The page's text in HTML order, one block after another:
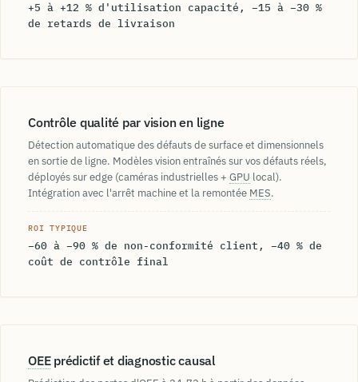
+5 à +12 % d'utilisation capacité, −15 à −30 %
de retards de livraison
Contrôle qualité par vision en ligne
Détection automatique des défauts de surface et dimensionnels
en sortie de ligne. Modèles vision entraînés sur vos défauts réels,
déployés sur edge (caméras industrielles + GPU local).
Intégration avec l'arrêt machine et la remontée MES.
ROI TYPIQUE
−60 à −90 % de non-conformité client, −40 % de
coût de contrôle final
OEEprédictif et diagnostic causal